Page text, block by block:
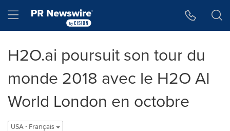
Hamburger menu
H2O.ai poursuit son tour du
monde 2018 avec le H2O AI
World London en octobre
USA - Français